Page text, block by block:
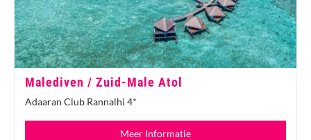
Malediven / Zuid-Male Atol
Adaaran Club Rannalhi 4*
Meer Informatie